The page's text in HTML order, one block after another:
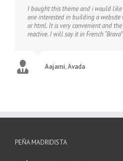
I bought this theme and i would
one interested in building a
or html. It is very convenient and the
reactive. I will say it in French
Aajami,Avada
PEÑA MADRIDISTA